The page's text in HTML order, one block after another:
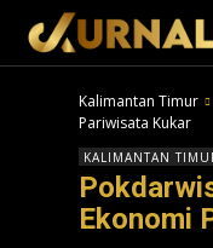
Kalimantan Timur
Pariwisata Kukar
KALIMANTAN
Ekonomi